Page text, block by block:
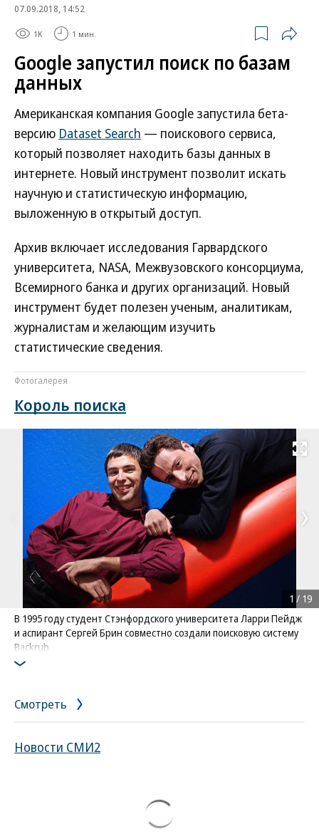
07.09.2018, 14:52
1K 1 мин.
Google запустил поиск по базам
данных
Американская компания Google запустила бета-
версию Dataset Search — поискового сервиса,
который позволяет находить базы данных в
интернете. Новый инструмент позволит искать
научную и статистическую информацию,
выложенную в открытый доступ.
Архив включает исследования Гарвардского
университета, NASA, Межвузовского консорциума,
Всемирного банка и других организаций. Новый
инструмент будет полезен ученым, аналитикам,
журналистам и желающим изучить
статистические сведения.
Фотогалерея
Король поиска
Развернуть
В 1995 году студент Стэнфордского университета Ларри Пейдж
и аспирант Сергей Брин совместно создали поисковую систему
Backrub
Фото: AP / Ben Margot
1 / 19
Смотреть
Новости СМИ2